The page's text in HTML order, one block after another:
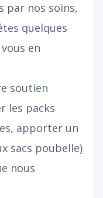
par nos soins,
quelques
en
soutien
les packs
apporter un
sacs poubelle)
nous